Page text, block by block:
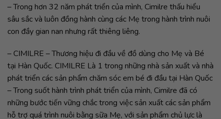
– Trong hơn 32 năm phát triển của mình, Cimilre thấu hiểu
sâu sắc và luôn đồng hành cùng các Mẹ trong hành trình nuôi
con đầy gian nan nhưng rất thiêng liêng.
– CIMILRE – Thương hiệu đi đầu về đồ dùng cho Mẹ và Bé
tại Hàn Quốc. CIMILRE Là 1 trong những nhà sản xuất và nhà
phát triển các sản phẩm chăm sóc em bé đi đầu tại Hàn Quốc
– Trong suốt hành trình phát triển của mình, Cimilre đã có
những bước tiến vững chắc trong việc sản xuất các sản phẩm
hỗ trợ quá trình nuôi bằng sữa Mẹ, với sản phẩm chủ lực là